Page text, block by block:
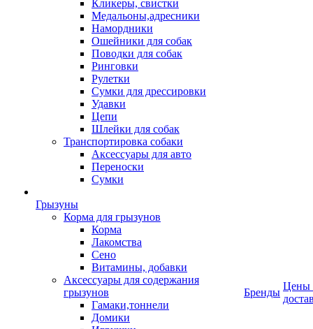
Кликеры, свистки
Медальоны,адресники
Намордники
Ошейники для собак
Поводки для собак
Ринговки
Рулетки
Сумки для дрессировки
Удавки
Цепи
Шлейки для собак
Транспортировка собаки
Аксессуары для авто
Переноски
Сумки
Грызуны
Корма для грызунов
Корма
Лакомства
Сено
Витамины, добавки
Аксессуары для содержания
грызунов
Гамаки,тоннели
Домики
Бренды
Цены